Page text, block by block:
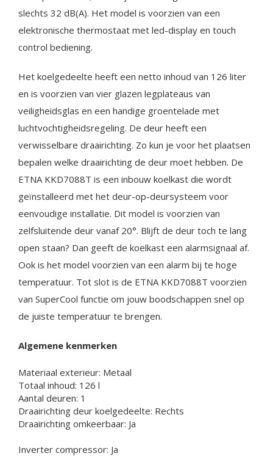
slechts 32 dB(A). Het model is voorzien van een
elektronische thermostaat met led-display en touch
control bediening.
Het koelgedeelte heeft een netto inhoud van 126 liter
en is voorzien van vier glazen legplateaus van
veiligheidsglas en een handige groentelade met
luchtvochtigheidsregeling. De deur heeft een
verwisselbare draairichting. Zo kun je voor het plaatsen
bepalen welke draairichting de deur moet hebben. De
ETNA KKD7088T is een inbouw koelkast die wordt
geïnstalleerd met het deur-op-deursysteem voor
eenvoudige installatie. Dit model is voorzien van
zelfsluitende deur vanaf 20°. Blijft de deur toch te lang
open staan? Dan geeft de koelkast een alarmsignaal af.
Ook is het model voorzien van een alarm bij te hoge
temperatuur. Tot slot is de ETNA KKD7088T voorzien
van SuperCool functie om jouw boodschappen snel op
de juiste temperatuur te brengen.
Algemene kenmerken
Materiaal exterieur: Metaal
Totaal inhoud: 126 l
Aantal deuren: 1
Draairichting deur koelgedeelte: Rechts
Draairichting omkeerbaar: Ja
Inverter compressor: Ja